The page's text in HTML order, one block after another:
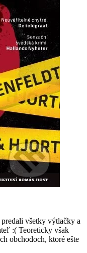
všetky výtlačky a
:( Teoreticky však
obchodoch, ktoré ešte